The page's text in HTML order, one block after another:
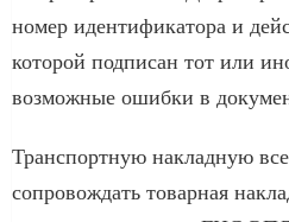
номер идентификатора и
которой подписан тот или
возможные ошибки в
Транспортную накладную
сопровождать товарная